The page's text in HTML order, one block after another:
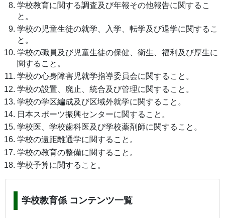
学校教育に関する調査及び年報その他報告に関するこ
と。
学校の児童生徒の就学、入学、転学及び退学に関するこ
と。
学校の職員及び児童生徒の保健、衛生、福利及び厚生に
関すること。
学校の心身障害児就学指導委員会に関すること。
学校の設置、廃止、統合及び管理に関すること。
学校の学区編成及び区域外就学に関すること。
日本スポーツ振興センターに関すること。
学校医、学校歯科医及び学校薬剤師に関すること。
学校の遠距離通学に関すること。
学校の教育の整備に関すること。
学校予算に関すること。
学校教育係 コンテンツ一覧